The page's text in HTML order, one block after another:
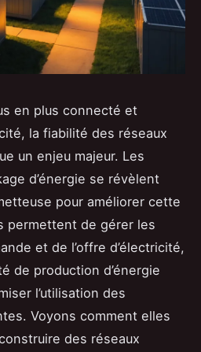
en plus connecté et
la fiabilité des réseaux
un enjeu majeur. Les
d’énergie se révèlent
pour améliorer cette
permettent de gérer les
et de l’offre d’électricité,
de production d’énergie
l’utilisation des
Voyons comment elles
des réseaux